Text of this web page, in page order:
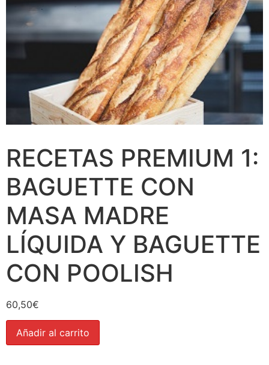
RECETAS PREMIUM 1:
BAGUETTE CON
MASA MADRE
LÍQUIDA Y BAGUETTE
CON POOLISH
60,50€
Añadir al carrito